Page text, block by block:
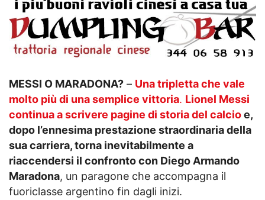
MESSI O MARADONA? – Una tripletta che vale
molto più di una semplice vittoria. Lionel Messi
continua a scrivere pagine di storia del calcioe,
dopo l’ennesima prestazione straordinaria della
sua carriera, torna inevitabilmente a
riaccendersi il confronto con Diego Armando
Maradona, un paragone che accompagna il
fuoriclasse argentino fin dagli inizi.